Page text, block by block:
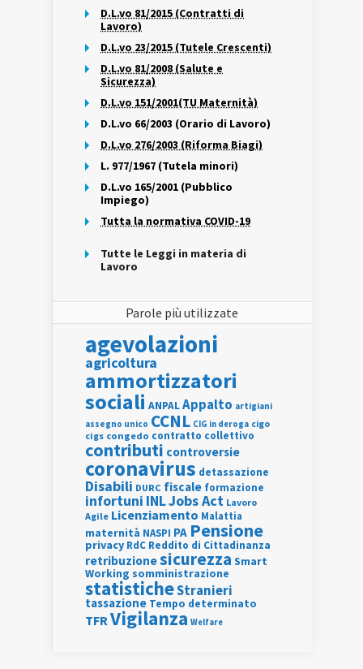
D.L.vo 81/2015 (Contratti di
Lavoro)
D.L.vo 23/2015 (Tutele Crescenti)
D.L.vo 81/2008 (Salute e
Sicurezza)
D.L.vo 151/2001(TU Maternità)
D.L.vo 66/2003 (Orario di Lavoro)
D.L.vo 276/2003 (Riforma Biagi)
L. 977/1967 (Tutela minori)
D.L.vo 165/2001 (Pubblico
Impiego)
Tutta la normativa COVID-19
Tutte le Leggi in materia di
Lavoro
Parole più utilizzate
agevolazioni
agricoltura
ammortizzatori
sociali ANPALAppalto artigiani
assegno unico CCNL CIG in deroga cigo
cigs congedo contratto collettivo
contributi controversie
coronavirus detassazione
Disabili DURC fiscale formazione
infortuni INLJobs Act Lavoro
Agile Licenziamento Malattia
maternità NASPI PA Pensione
privacy RdC Reddito di Cittadinanza
retribuzionesicurezza Smart
Working somministrazione
statisticheStranieri
tassazione Tempo determinato
TFRVigilanza Welfare